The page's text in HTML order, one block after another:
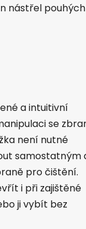
nástřel pouhých
a intuitivní
se
není nutné
samostatným
pro čištění.
i při zajištěné
ji vybít bez